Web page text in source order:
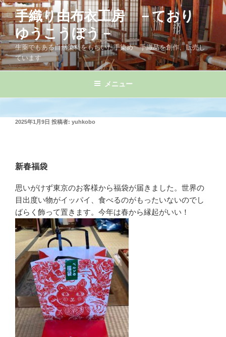
コ
ン
テ
ン
ツ
へ
手織り由布衣工房 －ており
ゆうこうぼう－
生薬でもある自然染料をもちいた手染め 手織品を創作、販売し
ています
メニュー
投
2025年1月9日 投稿者: yuhkobo
新春福袋
思いがけず東京のお客様から福袋が届きました。世界の
目出度い物がイッパイ、食べるのがもったいないのでし
ばらく飾って置きます。今年は春から縁起がいい！